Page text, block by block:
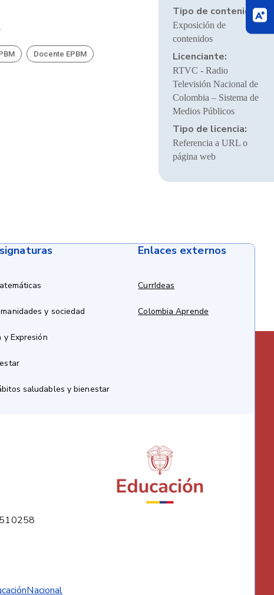
Docente EPBM
Tipo de contenido:
Exposición de
contenidos
Licenciante:
RTVC - Radio
Televisión Nacional de
Colombia – Sistema de
Medios Públicos
Tipo de licencia:
Referencia a URL o
página web
y sociedad
Expresión
saludables y bienestar
Enlaces externos
CurrIdeas
Colombia Aprende